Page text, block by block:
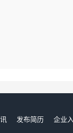
发布简历 企业